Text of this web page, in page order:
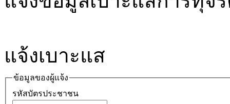
แจ้งเบาะแส
ข้อมูลของผู้แจ้ง
รหัสบัตรประชาชน